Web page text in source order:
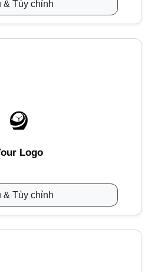
& Tùy chỉnh
Logo
& Tùy chỉnh